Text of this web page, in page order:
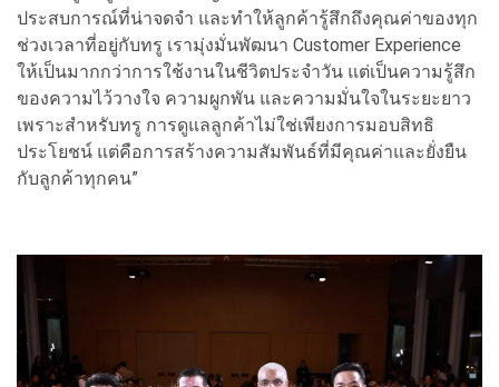
ประสบการณ์ที่น่าจดจำ และทำให้ลูกค้ารู้สึกถึงคุณค่าของทุก
ช่วงเวลาที่อยู่กับทรู เรามุ่งมั่นพัฒนา Customer Experience
ให้เป็นมากกว่าการใช้งานในชีวิตประจำวัน แต่เป็นความรู้สึก
ของความไว้วางใจ ความผูกพัน และความมั่นใจในระยะยาว
เพราะสำหรับทรู การดูแลลูกค้าไม่ใช่เพียงการมอบสิทธิ
ประโยชน์ แต่คือการสร้างความสัมพันธ์ที่มีคุณค่าและยั่งยืน
กับลูกค้าทุกคน”